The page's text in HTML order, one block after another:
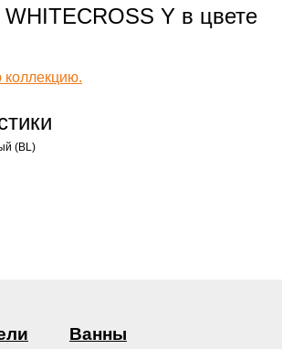
WHITECROSS Y в цвете
коллекцию.
(BL)
Ванны